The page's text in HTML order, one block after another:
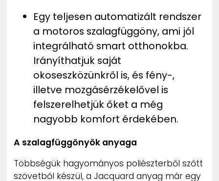
Egy teljesen automatizált rendszer
a motoros szalagfüggöny, ami jól
integrálható smart otthonokba.
Irányíthatjuk saját
okoseszközünkről is, és fény-,
illetve mozgásérzékelővel is
felszerelhetjük őket a még
nagyobb komfort érdekében.
A szalagfüggönyök anyaga
Többségük hagyományos poliészterből szőtt
szövetből készül, a Jacquard anyag már egy